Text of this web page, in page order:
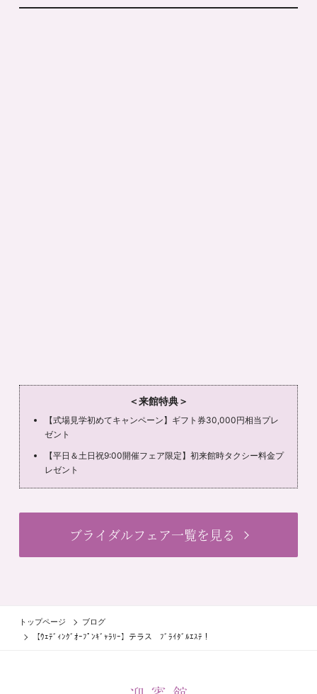
＜来館特典＞
【式場見学初めてキャンペーン】ギフト券30,000円相当プレ
ゼント
【平日＆土日祝9:00開催フェア限定】初来館時タクシー料金プ
レゼント
ブライダルフェア一覧を見る
トップページ
ブログ
【ｳｪﾃﾞｨﾝｸﾞｵｰﾌﾟﾝｷﾞｬﾗﾘｰ】テラス ﾌﾞﾗｲﾀﾞﾙｴｽﾃ！